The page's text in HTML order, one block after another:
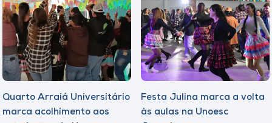
Quarto Arraiá Universitário
marca acolhimento aos
Festa Julina marca a volta
às aulas na Unoesc